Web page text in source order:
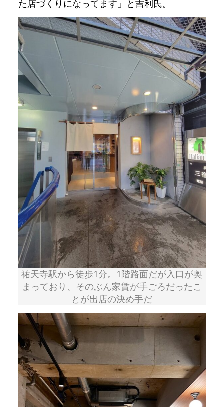
た店づくりになってます」と吉利氏。
祐天寺駅から徒歩1分。1階路面だが入口が奥
まっており、そのぶん家賃が手ごろだったこ
とが出店の決め手だ